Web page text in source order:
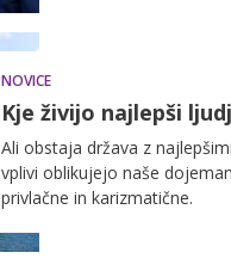
NOVICE
Kje živijo najlepši
Ali obstaja država z
vplivi oblikujejo naše
privlačne in karizmatične.